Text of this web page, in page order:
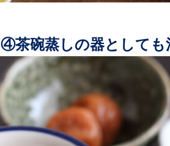
④茶碗蒸しの器としても